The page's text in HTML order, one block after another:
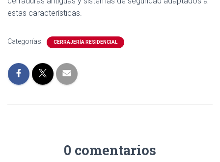
estas características.
Categorías: CERRAJERÍA RESIDENCIAL
0 comentarios